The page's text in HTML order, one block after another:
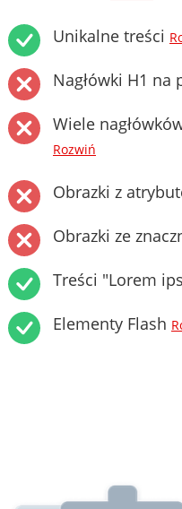
Unikalne treści
Nagłówki H1 na
Wiele
Rozwiń
Obrazki z
Obrazki ze
Treści "Lorem
Elementy Flash